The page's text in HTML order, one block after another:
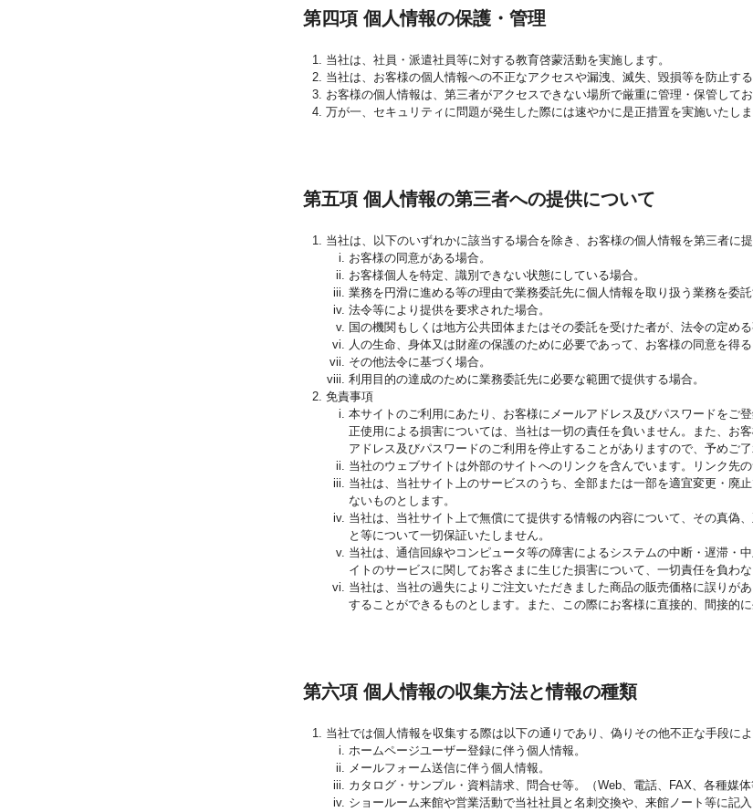
第四項 個人情報の保護・管理
当社は、社員・派遣社員等に対する教育啓蒙活動を実施します。
当社は、お客様の個人情報への不正なアクセスや漏洩、滅失、毀損等を防止す
お客様の個人情報は、第三者がアクセスできない場所で厳重に管理・保管してお
万が一、セキュリティに問題が発生した際には速やかに是正措置を実施いたしま
第五項 個人情報の第三者への提供について
当社は、以下のいずれかに該当する場合を除き、お客様の個人情報を第三者に
お客様の同意がある場合。
お客様個人を特定、識別できない状態にしている場合。
業務を円滑に進める等の理由で業務委託先に個人情報を取り扱う業務を委
法令等により提供を要求された場合。
国の機関もしくは地方公共団体またはその委託を受けた者が、法令の定め
人の生命、身体又は財産の保護のために必要であって、お客様の同意を得る
その他法令に基づく場合。
利用目的の達成のために業務委託先に必要な範囲で提供する場合。
免責事項
本サイトのご利用にあたり、お客様にメールアドレス及びパスワードをご
正使用による損害については、当社は一切の責任を負いません。また、お
アドレス及びパスワードのご利用を停止することがありますので、予めご了
当社のウェブサイトは外部のサイトへのリンクを含んでいます。リンク先
当社は、当社サイト上のサービスのうち、全部または一部を適宜変更・廃
ないものとします。
当社は、当社サイト上で無償にて提供する情報の内容について、その真偽
と等について一切保証いたしません。
当社は、通信回線やコンピュータ等の障害によるシステムの中断・遅滞・
イトのサービスに関してお客さまに生じた損害について、一切責任を負わな
当社は、当社の過失によりご注文いただきました商品の販売価格に誤りが
することができるものとします。また、この際にお客様に直接的、間接的
第六項 個人情報の収集方法と情報の種類
当社では個人情報を収集する際は以下の通りであり、偽りその他不正な手段に
ホームページユーザー登録に伴う個人情報。
メールフォーム送信に伴う個人情報。
カタログ・サンプル・資料請求、問合せ等。（Web、電話、FAX、各種媒体
ショールーム来館や営業活動で当社社員と名刺交換や、来館ノート等に記入